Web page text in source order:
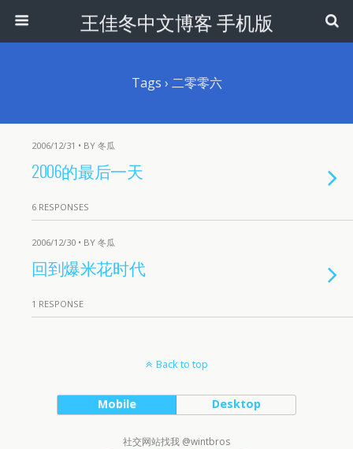
王佳冬中文博客 手机版
Tags › 二零零六
2006/12/31 • BY 冬瓜
2006的最后一天
6 RESPONSES
2006/12/30 • BY 冬瓜
回到爆米花时代
1 RESPONSE
Back to top
Mobile Desktop
社交网站找我 @wintbros